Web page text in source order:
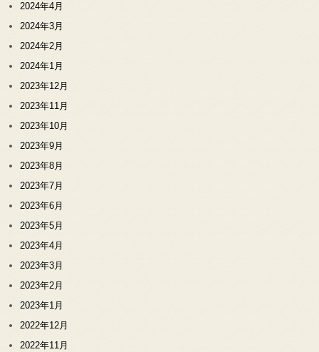
2024年4月
2024年3月
2024年2月
2024年1月
2023年12月
2023年11月
2023年10月
2023年9月
2023年8月
2023年7月
2023年6月
2023年5月
2023年4月
2023年3月
2023年2月
2023年1月
2022年12月
2022年11月